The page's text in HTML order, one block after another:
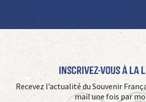
Inscrivez-vous à La
Recevez l’actualité du Souvenir
mail une fois par